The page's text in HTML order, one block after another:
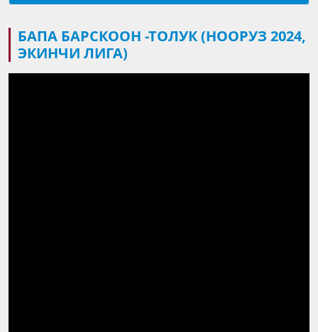
БАПА БАРСКООН -ТОЛУК (НООРУЗ 2024,
ЭКИНЧИ ЛИГА)